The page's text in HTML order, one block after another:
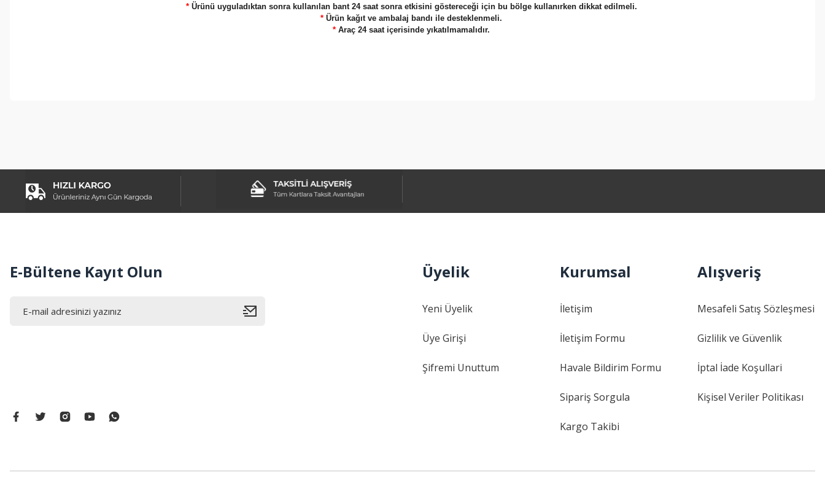
*Ürünü uyguladıktan sonra kullanılan bant 24 saat sonra etkisini göstereceği için bu bölge kullanırken dikkat edilmeli.
* Ürün kağıt ve ambalaj bandı ile desteklenmeli.
* Araç 24 saat içerisinde yıkatılmamalıdır.
Ürün fiyatı diğer sitelerden daha pahalı.
Bu ürüne benzer farklı alternatifler olmalı.
E-Bültene Kayıt Olun Üyelik
Yeni Üyelik
Üye Girişi
Şifremi Unuttum
Kurumsal
İletişim
İletişim Formu
Havale Bildirim Formu
Sipariş Sorgula
Kargo Takibi
Alışveriş
Mesafeli Satış Sözleşmesi
Gizlilik ve Güvenlik
İptal İade Koşullari
Kişisel Veriler Politikası